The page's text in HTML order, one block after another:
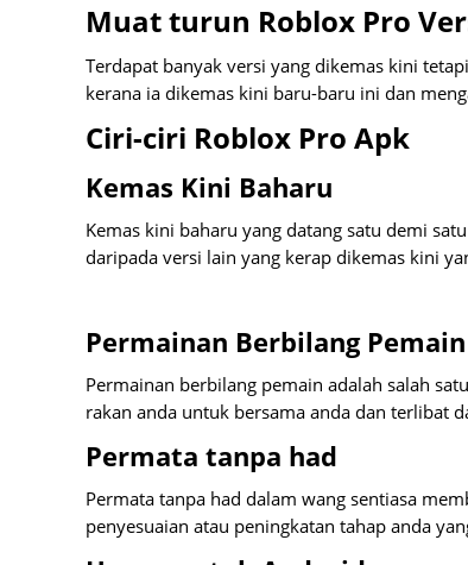
Muat turun Roblox Pro
Terdapat banyak versi yang dikemas kini
kerana ia dikemas kini baru-baru ini dan
Ciri-ciri Roblox Pro Apk
Kemas Kini Baharu
Kemas kini baharu yang datang satu demi
daripada versi lain yang kerap dikemas kini
Permainan Berbilang Pemain
Permainan berbilang pemain adalah salah
rakan anda untuk bersama anda dan terlibat
Permata tanpa had
Permata tanpa had dalam wang sentiasa
penyesuaian atau peningkatan tahap anda